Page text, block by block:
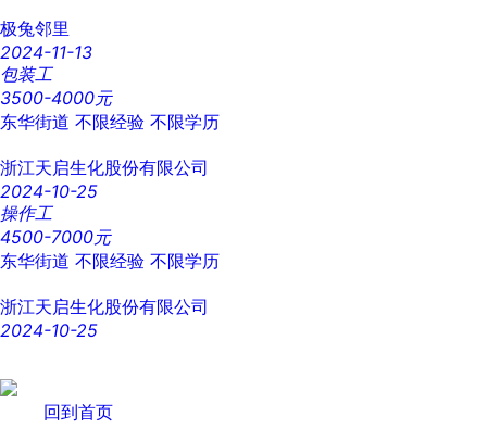
极兔邻里
2024-11-13
包装工
3500-4000元
东华街道 不限经验 不限学历
浙江天启生化股份有限公司
2024-10-25
操作工
4500-7000元
东华街道 不限经验 不限学历
浙江天启生化股份有限公司
2024-10-25
回到首页